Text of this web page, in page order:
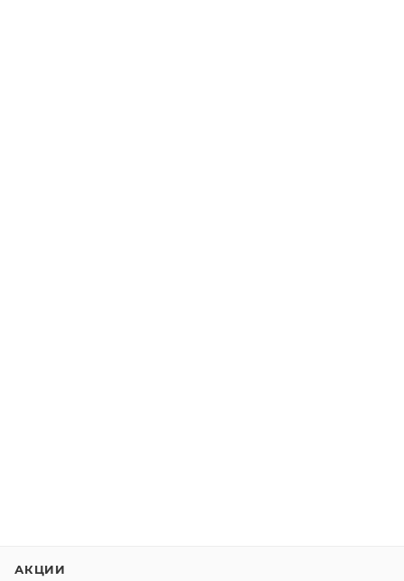
АКЦИИ